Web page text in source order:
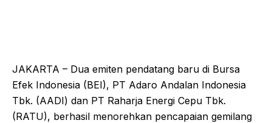
JAKARTA – Dua emiten pendatang baru di Bursa
Efek Indonesia (BEI), PT Adaro Andalan Indonesia
Tbk. (AADI) dan PT Raharja Energi Cepu Tbk.
(RATU), berhasil menorehkan pencapaian gemilang